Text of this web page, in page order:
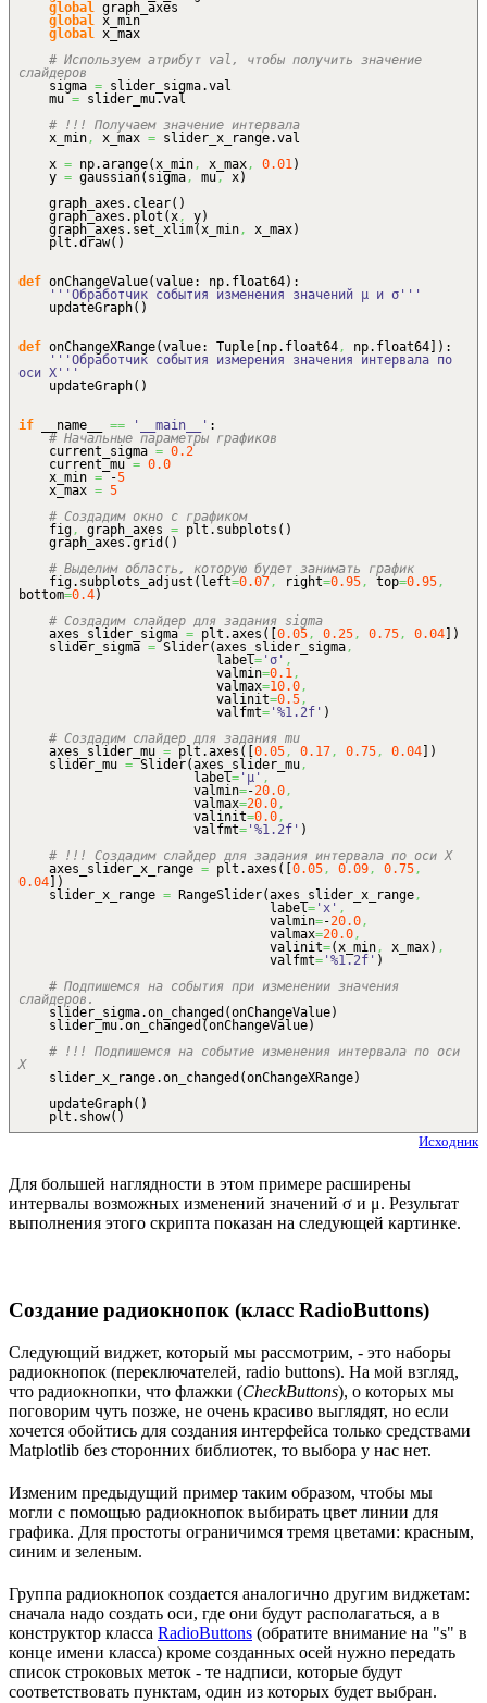
global graph_axes
global x_min
global x_max
# Используем атрибут val, чтобы получить значение
слайдеров
sigma = slider_sigma.val
mu = slider_mu.val
# !!! Получаем значение интервала
x_min, x_max = slider_x_range.val
x = np.arange(x_min, x_max, 0.01)
y = gaussian( sigma, mu, x)
graph_axes. clear( )
graph_axes. plot (x, y)
graph_axes. set_xlim(x_min, x_max)
plt.draw( )
def onChangeValue(value: np. float64) :
'''Обработчик события изменения значений μ и σ'''
updateGraph( )
def onChangeXRange(value: Tuple np. float64, np. float64 ) :
'''Обработчик события измерения значения интервала по
оси X'''
updateGraph( )
if __name__ == '__main__' :
# Начальные параметры графиков
current_sigma = 0.2
current_mu = 0.0
x_min = -5
x_max = 5
# Создадим окно с графиком
fig, graph_axes = plt. subplots ( )
graph_axes.grid ( )
# Выделим область, которую будет занимать график
fig. subplots_adjust ( left=0.07, right=0.95, top=0.95,
bottom=0.4)
# Создадим слайдер для задания sigma
axes_slider_sigma = plt.axes ( 0.05, 0.25, 0.75, 0.04
)
slider_sigma = Slider(axes_slider_sigma,
label= 'σ' ,
valmin=0.1,
valmax=10.0,
valinit=0.5,
valfmt= '%1.2f' )
# Создадим слайдер для задания mu
axes_slider_mu = plt.axes ( 0.05, 0.17, 0.75, 0.04
)
slider_mu = Slider(axes_slider_mu,
label= 'μ' ,
valmin=-20.0,
valmax=20.0,
valinit=0.0,
valfmt= '%1.2f' )
# !!! Создадим слайдер для задания интервала по оси X
axes_slider_x_range = plt.axes ( 0.05, 0.09, 0.75,
0.04
)
slider_x_range = RangeSlider(axes_slider_x_range,
label= 'x' ,
valmin=-20.0,
valmax=20.0,
valinit=(x_min, x_max) ,
valfmt= '%1.2f' )
# Подпишемся на события при изменении значения
слайдеров.
slider_sigma.on_changed (onChangeValue)
slider_mu.on_changed (onChangeValue)
# !!! Подпишемся на событие изменения интервала по оси
X
slider_x_range.on_changed (onChangeXRange)
updateGraph( )
plt. show( )
Исходник
Для большей наглядности в этом примере расширены
интервалы возможных изменений значений σ и μ. Результат
выполнения этого скрипта показан на следующей картинке.
Создание радиокнопок (класс RadioButtons)
Следующий виджет, который мы рассмотрим, - это наборы
радиокнопок (переключателей, radio buttons). На мой взгляд,
что радиокнопки, что флажки (CheckButtons), о которых мы
поговорим чуть позже, не очень красиво выглядят, но если
хочется обойтись для создания интерфейса только средствами
Matplotlib без сторонних библиотек, то выбора у нас нет.
Изменим предыдущий пример таким образом, чтобы мы
могли с помощью радиокнопок выбирать цвет линии для
графика. Для простоты ограничимся тремя цветами: красным,
синим и зеленым.
Группа радиокнопок создается аналогично другим виджетам:
сначала надо создать оси, где они будут располагаться, а в
конструктор класса RadioButtons (обратите внимание на "s" в
конце имени класса) кроме созданных осей нужно передать
список строковых меток - те надписи, которые будут
соответствовать пунктам, один из которых будет выбран.